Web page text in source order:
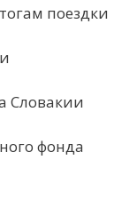
поездки
Словакии
фонда